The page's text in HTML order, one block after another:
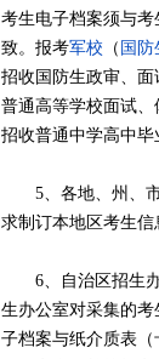
考生电子档案须与
致。报考军校 （ 国防
招收国防生政审、
普通高等学校面试
招收普通中学高中毕
5、各地、州、市
求制订本地区考生信
6、自治区招生办
生办公室对采集的
子档案与纸介质表